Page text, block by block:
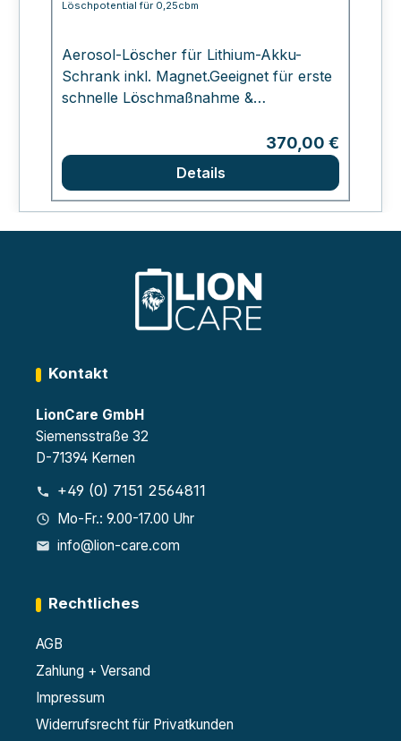
Löschpotential für 0,25cbm
Aerosol-Löscher für Lithium-Akku-
Schrank inkl. Magnet.Geeignet für erste
schnelle Löschmaßnahme &
pyrotechnische Auslösung, bedarf
keiner Wartung.(Die Installation ist vom
Kunden vorzunehmen)Außenmaße (l x
b x h): 165 x 32 x 32 mm Gewicht: 0,31
Regulärer Preis:
370,00 €
Details
Kontakt
LionCare GmbH
Siemensstraße 32
D-71394 Kernen
+49 (0) 7151 2564811
Mo-Fr.: 9.00-17.00 Uhr
info@lion-care.com
Rechtliches
AGB
Zahlung + Versand
Impressum
Widerrufsrecht für Privatkunden